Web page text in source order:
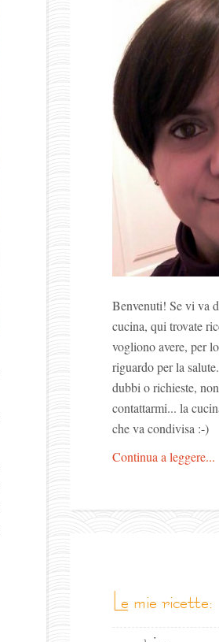
Benvenuti! Se vi va
cucina, qui trovate
vogliono avere, per
riguardo per la
dubbi o richieste,
contattarmi... la
che va condivisa :-)
Continua a leggere...
le mie ricette: